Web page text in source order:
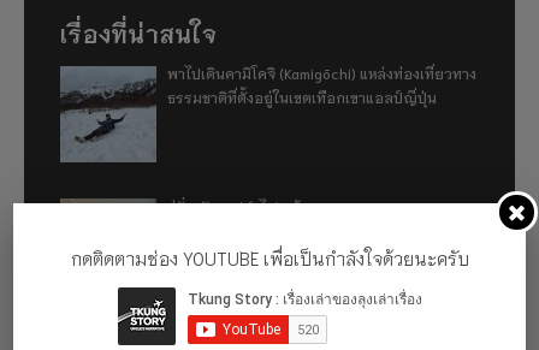
เรื่องที่น่าสนใจ
พาไปเดินคามิโคจิ (Kamigōchi) แหล่งท่องเที่ยวทาง
ธรรมชาติที่ตั้งอยู่ในเขตเทือกเขาแอลป์ญี่ปุ่น
อู่ฮั่น ฉันมา (ทำไม) แล้ว 2024
รีวิว 1 ปีกับการใช้รถไฟฟ้า ora good cat ultra
กดติดตามช่อง YOUTUBE เพื่อเป็นกำลังใจด้วยนะครับ